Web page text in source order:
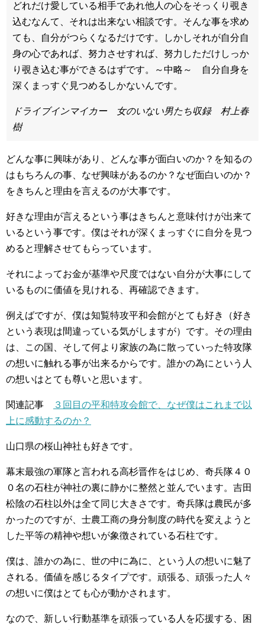
どれだけ愛している相手であれ他人の心をそっくり覗き
込むなんて、それは出来ない相談です。そんな事を求め
ても、自分がつらくなるだけです。しかしそれが自分自
身の心であれば、努力させすれば、努力しただけしっか
り覗き込む事ができるはずです。～中略～ 自分自身を
深くまっすぐ見つめるしかないんです。
ドライブインマイカー 女のいない男たち収録 村上春
樹
どんな事に興味があり、どんな事が面白いのか？を知るの
はもちろんの事、なぜ興味があるのか？なぜ面白いのか？
をきちんと理由を言えるのが大事です。
好きな理由が言えるという事はきちんと意味付けが出来て
いるという事です。僕はそれが深くまっすぐに自分を見つ
めると理解させてもらっています。
それによってお金が基準や尺度ではない自分が大事にして
いるものに価値を見けれる、再確認できます。
例えばですが、僕は知覧特攻平和会館がとても好き（好き
という表現は間違っている気がしますが）です。その理由
は、この国、そして何より家族の為に散っていった特攻隊
の想いに触れる事が出来るからです。誰かの為にという人
の想いはとても尊いと思います。
関連記事
３回目の平和特攻会館で、なぜ僕はこれまで以
上に感動するのか？
山口県の桜山神社も好きです。
幕末最強の軍隊と言われる高杉晋作をはじめ、奇兵隊４０
０名の石柱が神社の裏に静かに整然と並んでいます。吉田
松陰の石柱以外は全て同じ大きさです。奇兵隊は農民が多
かったのですが、士農工商の身分制度の時代を変えようと
した平等の精神や想いが象徴されている石柱です。
僕は、誰かの為に、世の中に為に、という人の想いに魅了
される。価値を感じるタイプです。頑張る、頑張った人々
の想いに僕はとても心が動かされます。
なので、新しい行動基準を頑張っている人を応援する、困